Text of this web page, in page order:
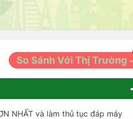
So Sánh Với Thị Trường
NHẤT và làm thủ tục đáp máy